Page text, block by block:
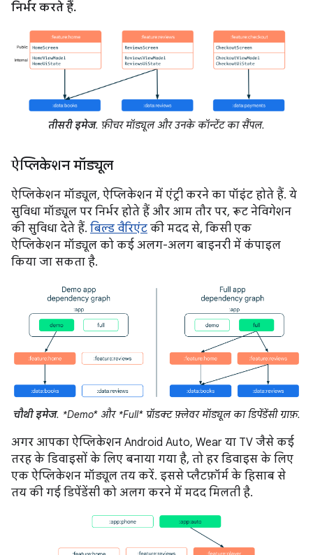
निर्भर करते हैं.
तीसरी इमेज. फ़ीचर मॉड्यूल और उनके कॉन्टेंट का सैंपल.
ऐप्लिकेशन मॉड्यूल
ऐप्लिकेशन मॉड्यूल, ऐप्लिकेशन में एंट्री करने का पॉइंट होते हैं. ये
सुविधा मॉड्यूल पर निर्भर होते हैं और आम तौर पर, रूट नेविगेशन
की सुविधा देते हैं. बिल्ड वैरिएंट की मदद से, किसी एक
ऐप्लिकेशन मॉड्यूल को कई अलग-अलग बाइनरी में कंपाइल
किया जा सकता है.
चौथी इमेज. *Demo* और *Full* प्रॉडक्ट फ़्लेवर मॉड्यूल का डिपेंडेंसी ग्राफ़.
अगर आपका ऐप्लिकेशन Android Auto, Wear या TV जैसे कई
तरह के डिवाइसों के लिए बनाया गया है, तो हर डिवाइस के लिए
एक ऐप्लिकेशन मॉड्यूल तय करें. इससे प्लैटफ़ॉर्म के हिसाब से
तय की गई डिपेंडेंसी को अलग करने में मदद मिलती है.